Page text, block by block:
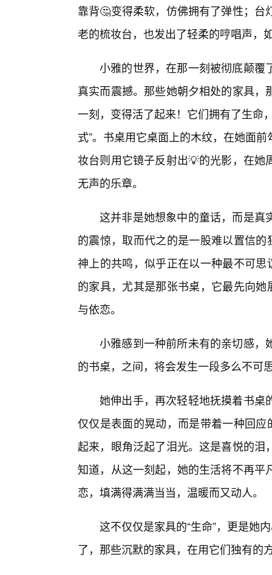
靠背🤔变得柔软，仿佛拥有了弹性；
老的梳妆台，也发出了轻柔的哼唱声，
小雅的世界，在那一刻被彻底颠覆
真实而震撼。那些她朝夕相处的家具
一刻，变得活了起来！它们拥有了生命
式”。书桌用它桌面上的木纹，在她面
妆台则用它镜子反射出💡的光影，在
无声的乐章。
这并非是她想象中的童话，而是真
的震惊，取而代之的是一股难以置信
神上的共鸣，似乎正在以一种最不可
的家具，尤其是那张书桌，它最先向
与依恋。
小雅感到一种前所未有的亲切感，
的书桌，之间，将会发生一段多么不可
她伸出手，再次轻轻地抚摸着书桌
仅仅是表面的晃动，而是带着一种回
起来，眼角泛起了泪光。这是喜悦的
知道，从这一刻起，她的生活将不再
恋，填满得满满当当，温暖而又动人。
这不仅仅是家具的“生命”，更是她
了，那些沉默的家具，在用它们独有的